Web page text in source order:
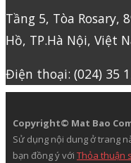
Tầng 5, Tòa Rosary,
Hồ, TP.Hà Nội, Việt
Điện thoại: (024) 35
Copyright© Mat Bao
Sử dụng nội dung ở trang
bạn đồng ý với Thỏa thuận